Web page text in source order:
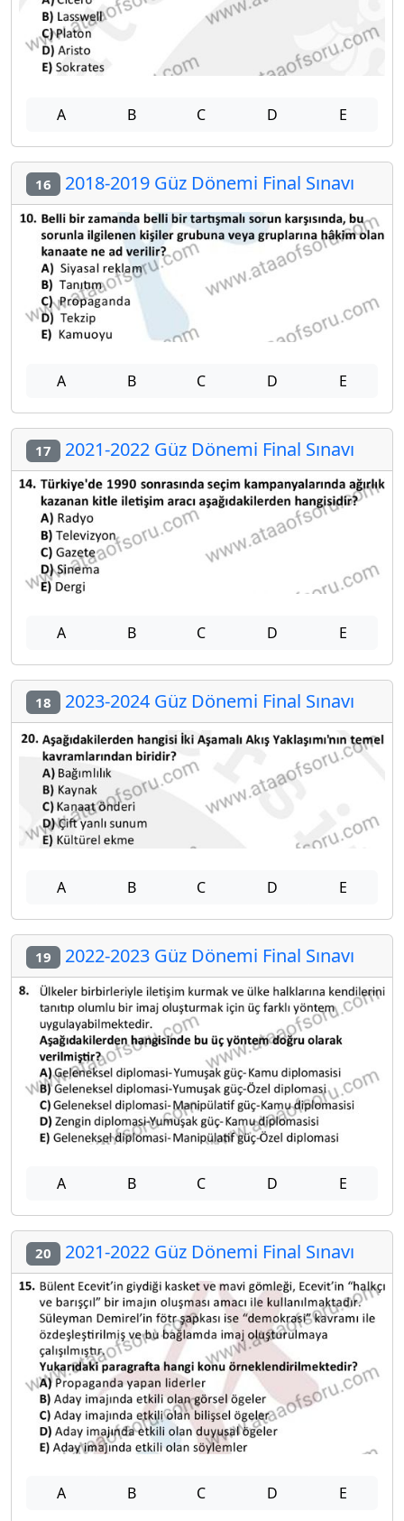
A B C D E
16 2018-2019 Güz Dönemi Final Sınavı
A B C D E
17 2021-2022 Güz Dönemi Final Sınavı
A B C D E
18 2023-2024 Güz Dönemi Final Sınavı
A B C D E
19 2022-2023 Güz Dönemi Final Sınavı
A B C D E
20 2021-2022 Güz Dönemi Final Sınavı
A B C D E